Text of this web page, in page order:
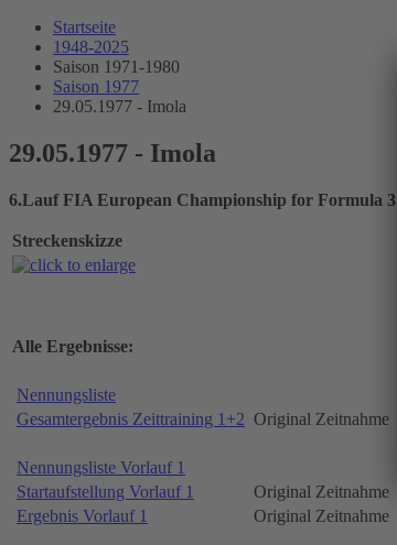
Startseite
1948-2025
Saison 1971-1980
Saison 1977
29.05.1977 - Imola
29.05.1977 - Imola
6.Lauf FIA European Championship for Formula 3
Streckenskizze
Alle Ergebnisse:
Nennungsliste
Gesamtergebnis Zeittraining 1+2 Original Zeitnahme
Nennungsliste Vorlauf 1
Startaufstellung Vorlauf 1
Original Zeitnahme
Ergebnis Vorlauf 1
Original Zeitnahme